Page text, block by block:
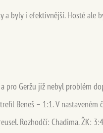
byly i efektivnější. Hosté ale
Geržu již nebyl problém
Beneš – 1:1. V
Rozhodčí: Chadima. ŽK: